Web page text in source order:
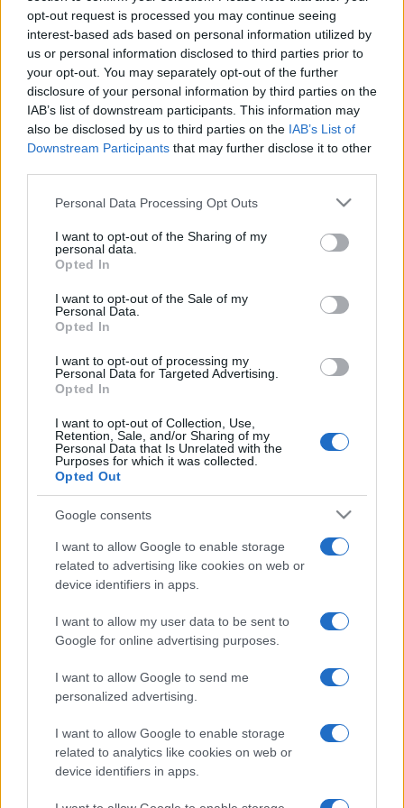
opt-out request is processed you may continue seeing
interest-based ads based on personal information utilized by
us or personal information disclosed to third parties prior to
your opt-out. You may separately opt-out of the further
disclosure of your personal information by third parties on the
IAB’s list of downstream participants. This information may
also be disclosed by us to third parties on the IAB’s List of
Downstream Participants that may further disclose it to other
Please note that this website/app uses one or more Google
not limited to your visit or usage behaviour. You may click to
grant or deny consent to Google and its third-party tags to
use your data for below specified purposes in below Google
consent section.
Personal Data Processing Opt Outs
I want to opt-out of the Sharing of my
personal data.
Opted In
I want to opt-out of the Sale of my
Personal Data.
Opted In
I want to opt-out of processing my
Personal Data for Targeted Advertising.
Opted In
I want to opt-out of Collection, Use,
Retention, Sale, and/or Sharing of my
Personal Data that Is Unrelated with the
Purposes for which it was collected.
Opted Out
Google consents
I want to allow Google to enable storage
related to advertising like cookies on web or
device identifiers in apps.
I want to allow my user data to be sent to
Google for online advertising purposes.
I want to allow Google to send me
personalized advertising.
I want to allow Google to enable storage
related to analytics like cookies on web or
device identifiers in apps.
produkciót, de továbbjutásukra nincs lehetőség.
A regionális találkozók március folyamán lesznek, az
országos döntőre pedig áprilisban kerül sor. Az előadásokat
az ODE által felkért szakmai zsűri értékeli és arany, ezüst
vagy bronz oklevéllel, valamint különdíjjal jutalmazhatja; a
egy fesztivál keretein belül lépnek fel. A jelentkező
csoportok kizárólag a működési helyükhöz legközelebb eső
regionális fesztiválon indulhatnak. A fellépés pontos helyét
és időpontját az ODE jelöli meg. A hiányos vagy későn
A kiírásban szereplő feltételeket figyelmen kívül hagyó
előadások automatikusan a versenyen kívüli kategóriába
kerülnek!
A jelentkezési lapok beküldésének határideje: 2007. január
A jelentkezés feltétele a 4000 Ft-os részvételi díj
befizetése, amely a tagság szándékának jelzése esetén
egyúttal éves tagdíj is. A tagsági szándék a jelentkezési
lapon tüntethető fel. A tagság nem feltétele a
jelentkezésnek.
Bankszámla: OTP Bank Rt. 11708001-20399498. A
közlemény rovatban kérik feltüntetni a csoport nevét
és/vagy az előadás címét. Postai csekket csak külön
kérésre küldenek.